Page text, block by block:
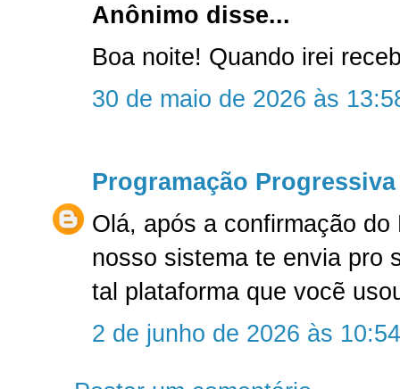
Anônimo disse...
Boa noite! Quando irei
30 de maio de 2026 às
Programação Progressiva
Olá, após a confirmação
nosso sistema te envia pro
tal plataforma que vocẽ
2 de junho de 2026 às 10:54